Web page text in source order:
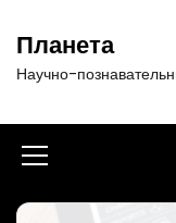
т
Планета
Научно-
И
к